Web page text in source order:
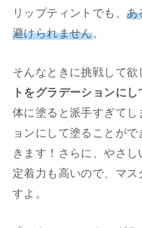
リップティントでも、あ
避けられません。
そんなときに挑戦して欲
トをグラデーションに
体に塗ると派手すぎて
ョンにして塗ることが
きます！さらに、やさ
定着力も高いので、マ
すよ。